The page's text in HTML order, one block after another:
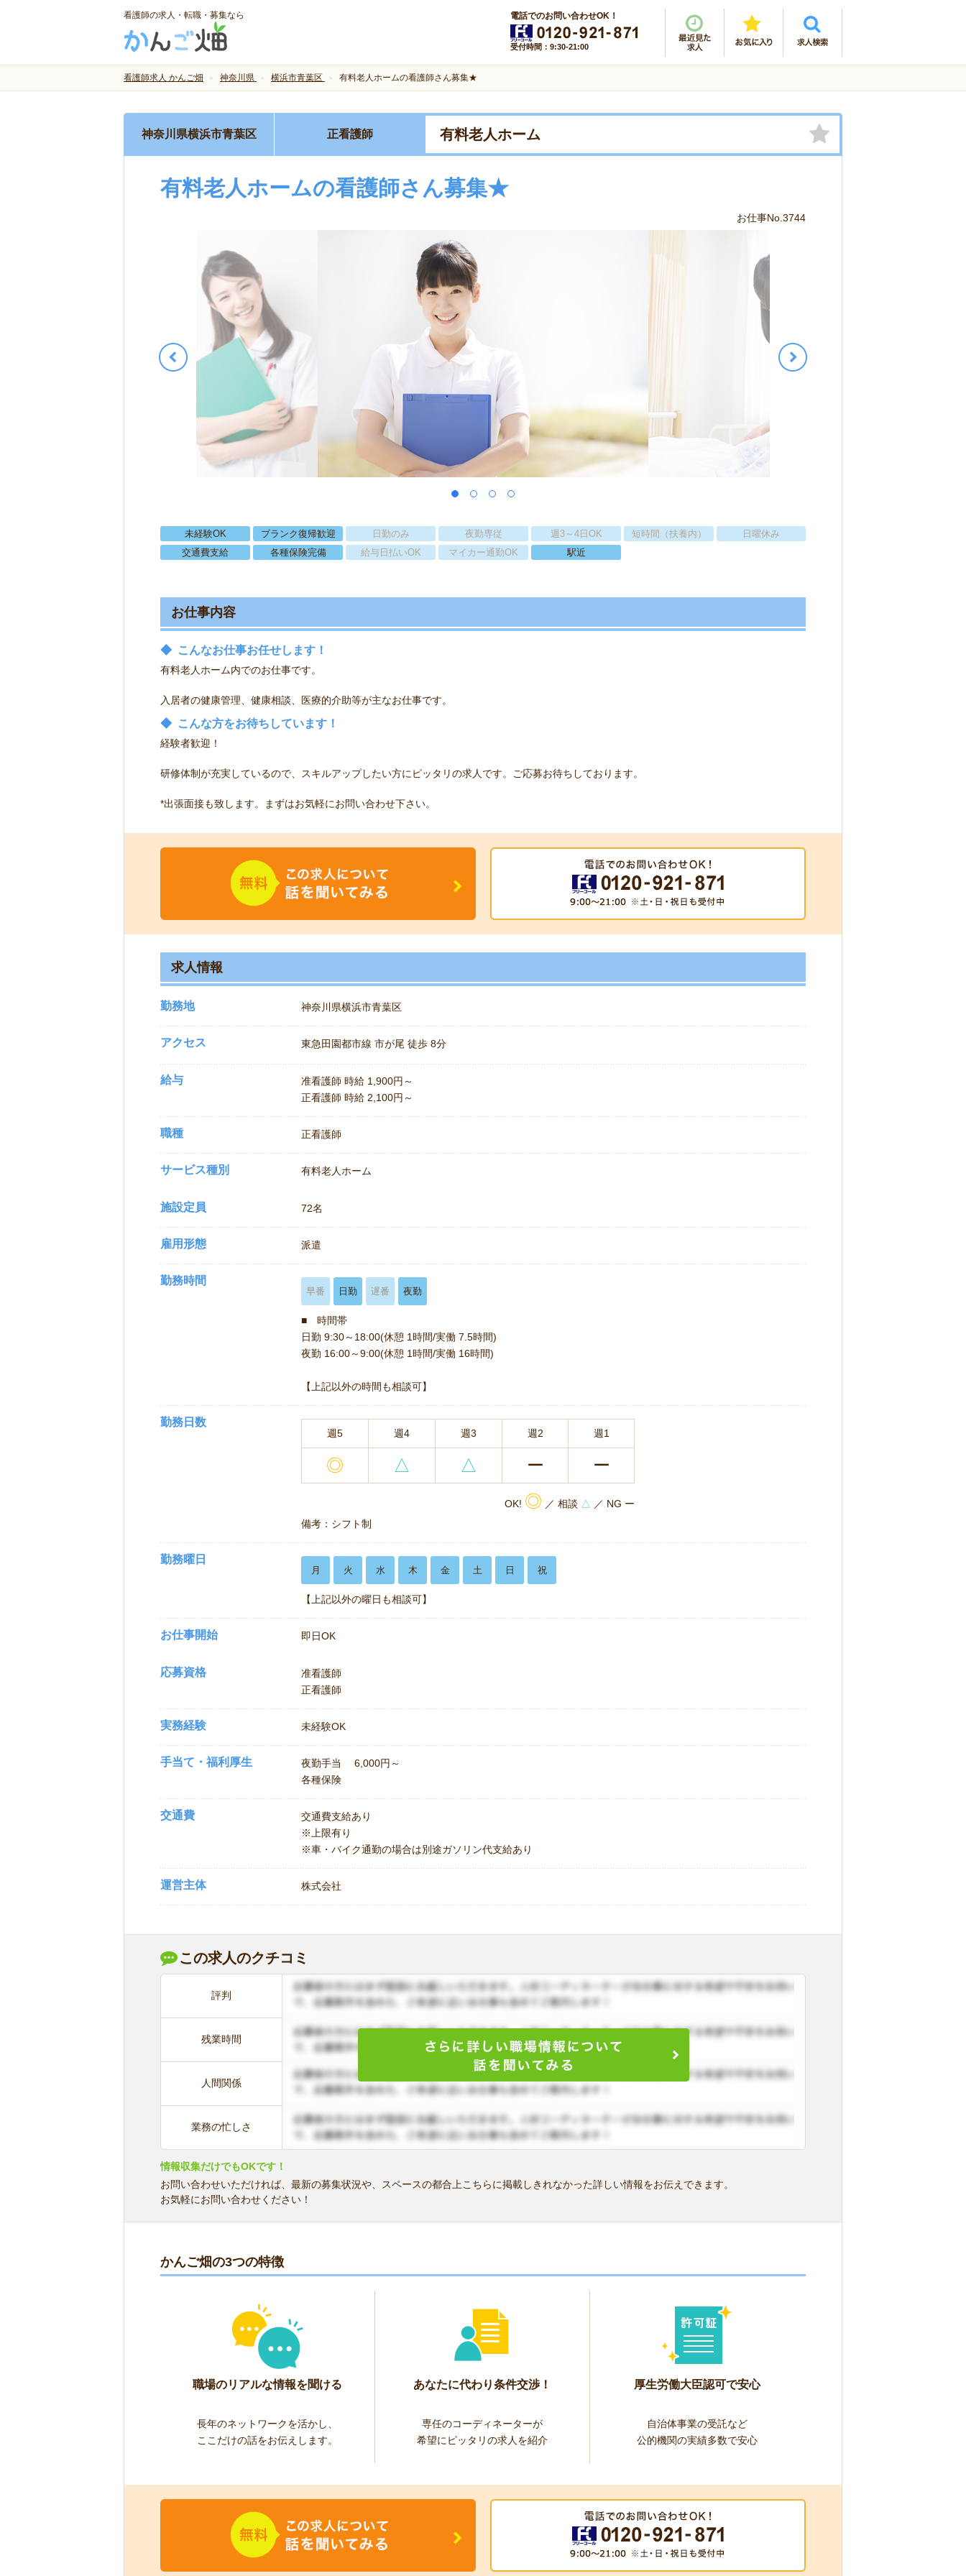
看護師の求人・転職・募集なら 電話でのお問い合わせOK！
受付時間：9:30-21:00
看護師求人 かんご畑 神奈川県 横浜市青葉区 有料老人ホームの看護師さん募集★
神奈川県横浜市青葉区 正看護師 有料老人ホーム
有料老人ホームの看護師さん募集★
お仕事No.3744
未経験OK ブランク復帰歓迎 日勤のみ 夜勤専従 週3～4日OK 短時間（扶養内）
日曜休み
交通費支給
各種保険完備 給与日払いOK マイカー通勤OK 駅近
お仕事内容
◆ こんなお仕事お任せします！
有料老人ホーム内でのお仕事です。
入居者の健康管理、健康相談、医療的介助等が主なお仕事です。
◆ こんな方をお待ちしています！
経験者歓迎！
研修体制が充実しているので、スキルアップしたい方にピッタリの求人です。ご応募お待ちしております。
*出張面接も致します。まずはお気軽にお問い合わせ下さい。
求人情報
勤務地 神奈川県横浜市青葉区
アクセス 東急田園都市線 市が尾 徒歩 8分
給与
准看護師 時給 1,900円～
正看護師 時給 2,100円～
職種 正看護師
サービス種別 有料老人ホーム
施設定員 72名
雇用形態 派遣
勤務時間
早番 日勤 遅番 夜勤
■ 時間帯
日勤 9:30～18:00(休憩 1時間/実働 7.5時間)
夜勤 16:00～9:00(休憩 1時間/実働 16時間)
【上記以外の時間も相談可】
勤務日数
週5 週4 週3 週2 週1
◎ △ △ ー ー
OK! ◎ ／ 相談 △ ／ NG ー
備考：シフト制
勤務曜日
月 火 水 木 金 土 日 祝
【上記以外の曜日も相談可】
お仕事開始 即日OK
応募資格
准看護師
正看護師
実務経験 未経験OK
手当て・福利厚生
夜勤手当 6,000円～
各種保険
交通費
交通費支給あり
※上限有り
※車・バイク通勤の場合は別途ガソリン代支給あり
運営主体 株式会社
この求人のクチコミ
評判
残業時間
人間関係
業務の忙しさ
情報収集だけでもOKです！
お問い合わせいただければ、最新の募集状況や、スペースの都合上こちらに掲載しきれなかった詳しい情報をお伝えできます。
お気軽にお問い合わせください！
かんご畑の3つの特徴
職場のリアルな情報を聞ける
長年のネットワークを活かし、
ここだけの話をお伝えします。
あなたに代わり条件交渉！
専任のコーディネーターが
希望にピッタリの求人を紹介
厚生労働大臣認可で安心
自治体事業の受託など
公的機関の実績多数で安心